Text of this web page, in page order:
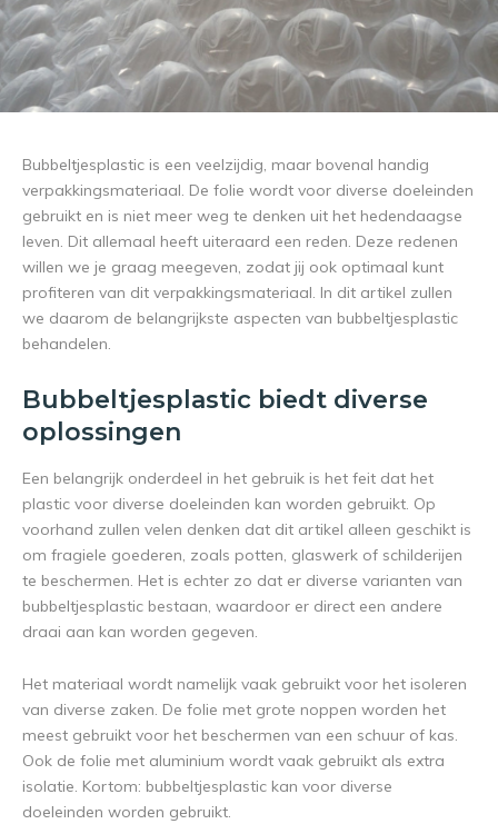
Bubbeltjesplastic is een veelzijdig, maar bovenal handig
verpakkingsmateriaal. De folie wordt voor diverse doeleinden
gebruikt en is niet meer weg te denken uit het hedendaagse
leven. Dit allemaal heeft uiteraard een reden. Deze redenen
willen we je graag meegeven, zodat jij ook optimaal kunt
profiteren van dit verpakkingsmateriaal. In dit artikel zullen
we daarom de belangrijkste aspecten van bubbeltjesplastic
behandelen.
Bubbeltjesplastic biedt diverse
oplossingen
Een belangrijk onderdeel in het gebruik is het feit dat het
plastic voor diverse doeleinden kan worden gebruikt. Op
voorhand zullen velen denken dat dit artikel alleen geschikt is
om fragiele goederen, zoals potten, glaswerk of schilderijen
te beschermen. Het is echter zo dat er diverse varianten van
bubbeltjesplastic bestaan, waardoor er direct een andere
draai aan kan worden gegeven.
Het materiaal wordt namelijk vaak gebruikt voor het isoleren
van diverse zaken. De folie met grote noppen worden het
meest gebruikt voor het beschermen van een schuur of kas.
Ook de folie met aluminium wordt vaak gebruikt als extra
isolatie. Kortom: bubbeltjesplastic kan voor diverse
doeleinden worden gebruikt.